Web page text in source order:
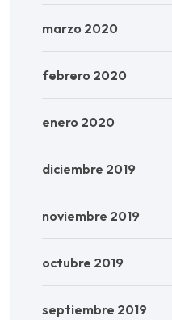
marzo 2020
febrero 2020
enero 2020
diciembre 2019
noviembre 2019
octubre 2019
septiembre 2019